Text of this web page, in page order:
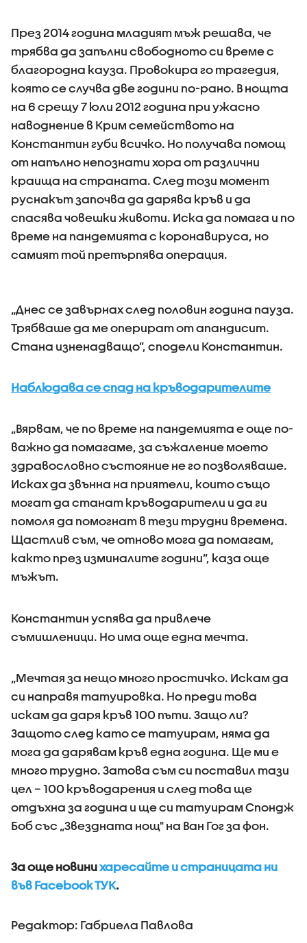
През 2014 година младият мъж решава, че
трябва да запълни свободното си време с
благородна кауза. Провокира го трагедия,
която се случва две години по-рано. В нощта
на 6 срещу 7 юли 2012 година при ужасно
наводнение в Крим семейството на
Константин губи всичко. Но получава помощ
от напълно непознати хора от различни
краища на страната. След този момент
руснакът започва да дарява кръв и да
спасява човешки животи. Иска да помага и по
време на пандемията с коронавируса, но
самият той претърпява операция.
„Днес се завърнах след половин година пауза.
Трябваше да ме оперират от апандисит.
Стана изненадващо”, сподели Константин.
Наблюдава се спад на кръводарителите
„Вярвам, че по време на пандемията е още по-
важно да помагаме, за съжаление моето
здравословно състояние не го позволяваше.
Исках да звънна на приятели, които също
могат да станат кръводарители и да ги
помоля да помогнат в тези трудни времена.
Щастлив съм, че отново мога да помагам,
както през изминалите години”, каза още
мъжът.
Константин успява да привлече
съмишленици. Но има още една мечта.
„Мечтая за нещо много простичко. Искам да
си направя татуировка. Но преди това
искам да даря кръв 100 пъти. Защо ли?
Защото след като се татуирам, няма да
мога да дарявам кръв една година. Ще ми е
много трудно. Затова съм си поставил тази
цел – 100 кръводарения и след това ще
отдъхна за година и ще си татуирам Спондж
Боб със „Звездната нощ" на Ван Гог за фон.
За още новинихаресайте и страницата ни
във Facebook ТУК.
Редактор: Габриела Павлова